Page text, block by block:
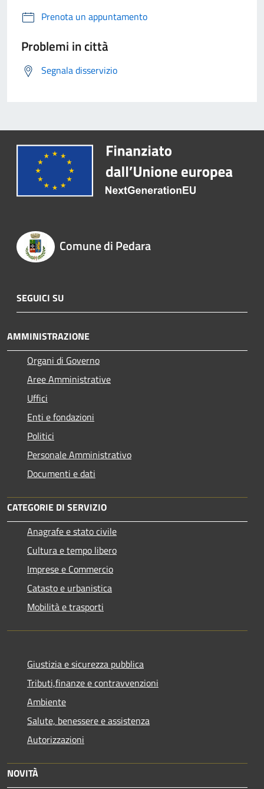
Prenota un appuntamento
Problemi in città
Segnala disservizio
Comune di Pedara
SEGUICI SU
AMMINISTRAZIONE
Organi di Governo
Aree Amministrative
Uffici
Enti e fondazioni
Politici
Personale Amministrativo
Documenti e dati
CATEGORIE DI SERVIZIO
Anagrafe e stato civile
Cultura e tempo libero
Imprese e Commercio
Catasto e urbanistica
Mobilità e trasporti
Giustizia e sicurezza pubblica
Tributi,finanze e contravvenzioni
Ambiente
Salute, benessere e assistenza
Autorizzazioni
NOVITÀ